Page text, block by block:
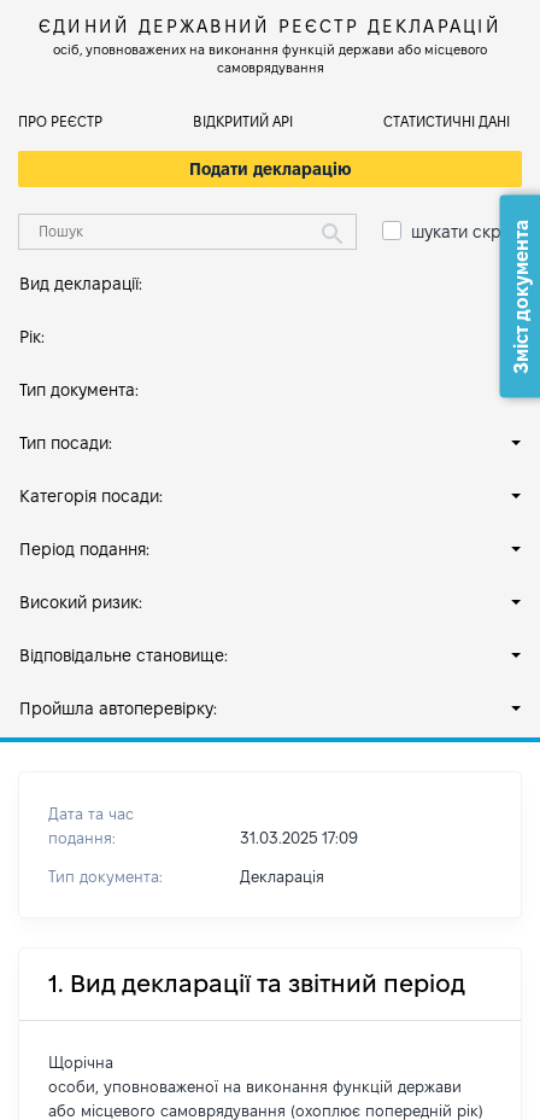
ЄДИНИЙ ДЕРЖАВНИЙ РЕЄСТР ДЕКЛАРАЦІЙ
осіб, уповноважених на виконання функцій держави або місцевого
самоврядування
ПРО РЕЄСТР ВІДКРИТИЙ АРІ СТАТИСТИЧНІ ДАНІ
Подати декларацію
шукати скрізь
Вид декларації:
Рік:
Тип документа:
Тип посади:
Категорія посади:
Період подання:
Високий ризик:
Відповідальне становище:
Пройшла автоперевірку:
Дата та час
подання:
31.03.2025 17:09
Тип документа: Декларація
1. Вид декларації та звітний період
Щорічна
особи, уповноваженої на виконання функцій держави
або місцевого самоврядування (охоплює попередній рік)
Зміст документа